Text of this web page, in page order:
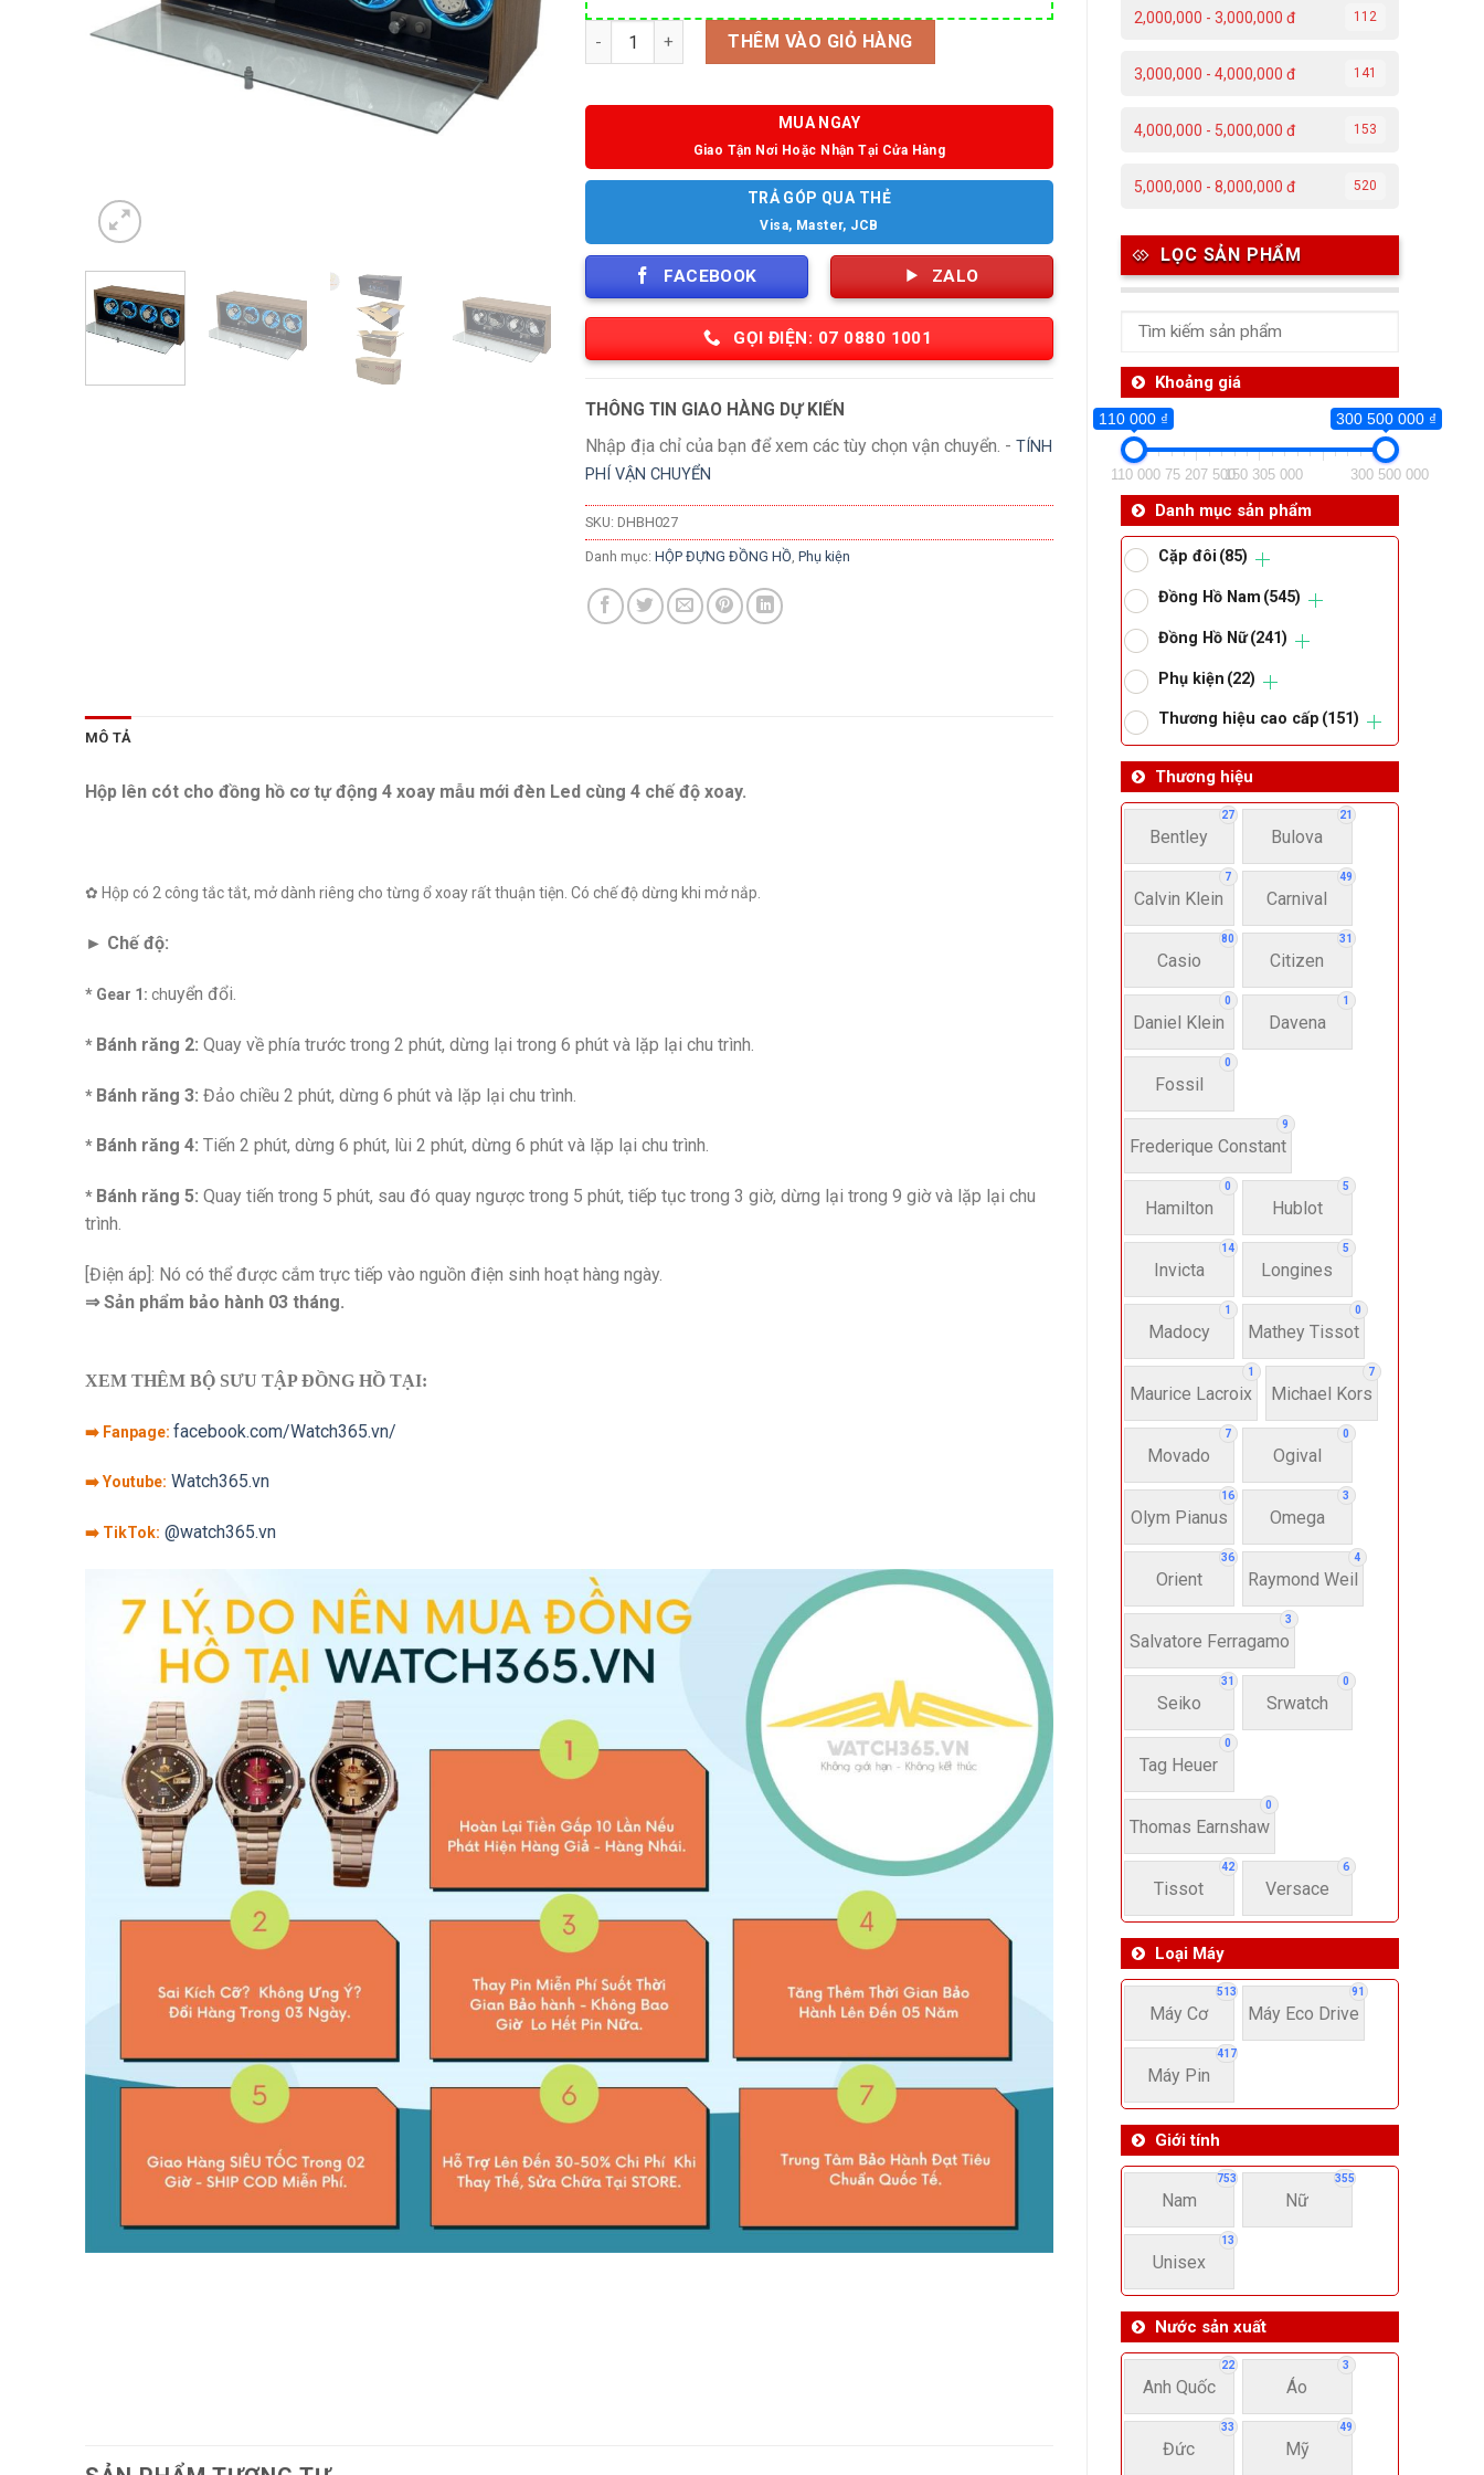
2,000,000 - 3,000,000 đ 112
3,000,000 - 4,000,000 đ 141
4,000,000 - 5,000,000 đ 153
5,000,000 - 8,000,000 đ 520
LỌC SẢN PHẨM
Khoảng giá
110 000 ₫ 300 500 000 ₫
110 000 75 207 500150 305 000 300 500 000
Danh mục sản phẩm
Cặp đôi (85)
Đồng Hồ Nam (545)
Đồng Hồ Nữ (241)
Phụ kiện (22)
Thương hiệu cao cấp (151)
Thương hiệu
27
Bentley
21
Bulova
7
Calvin Klein
49
Carnival
80
Casio
31
Citizen
0
Daniel Klein
1
Davena
0
Fossil
9
Frederique Constant
0
Hamilton
5
Hublot
14
Invicta
5
Longines
1
Madocy
0
Mathey Tissot
1
Maurice Lacroix
7
Michael Kors
7
Movado
0
Ogival
16
Olym Pianus
3
Omega
36
Orient
4
Raymond Weil
3
Salvatore Ferragamo
31
Seiko
0
Srwatch
0
Tag Heuer
0
Thomas Earnshaw
42
Tissot
6
Versace
Loại Máy
513
Máy Cơ
91
Máy Eco Drive
417
Máy Pin
Giới tính
753
Nam
355
Nữ
13
Unisex
Nước sản xuất
22
Anh Quốc
3
Áo
33
Đức
49
Mỹ
Số lượng THÊM VÀO GIỎ HÀNG
MUA NGAY
Giao Tận Nơi Hoặc Nhận Tại Cửa Hàng
TRẢ GÓP QUA THẺ
Visa, Master, JCB
FACEBOOK ZALO
GỌI ĐIỆN: 07 0880 1001
THÔNG TIN GIAO HÀNG DỰ KIẾN
Nhập địa chỉ của bạn để xem các tùy chọn vận chuyển. -TÍNH
PHÍ VẬN CHUYỂN
SKU:DHBH027
Danh mục:HỘP ĐỰNG ĐỒNG HỒ ,Phụ kiện
MÔ TẢ
Hộp lên cót cho đồng hồ cơ tự động 4 xoay mẫu mới đèn Led cùng 4 chế độ xoay.
✿ Hộp có 2 công tắc tắt, mở dành riêng cho từng ổ xoay rất thuận tiện. Có chế độ dừng khi mở nắp.
► Chế độ:
* Gear 1: chuyển đổi.
* Bánh răng 2: Quay về phía trước trong 2 phút, dừng lại trong 6 phút và lặp lại chu trình.
* Bánh răng 3: Đảo chiều 2 phút, dừng 6 phút và lặp lại chu trình.
* Bánh răng 4: Tiến 2 phút, dừng 6 phút, lùi 2 phút, dừng 6 phút và lặp lại chu trình.
* Bánh răng 5: Quay tiến trong 5 phút, sau đó quay ngược trong 5 phút, tiếp tục trong 3 giờ, dừng lại trong 9 giờ và lặp lại chu
trình.
[Điện áp]: Nó có thể được cắm trực tiếp vào nguồn điện sinh hoạt hàng ngày.
⇒ Sản phẩm bảo hành 03 tháng.
XEM THÊM BỘ SƯU TẬP ĐỒNG HỒ TẠI:
➡️ Fanpage: facebook.com/Watch365.vn/
➡️ Youtube: Watch365.vn
➡️ TikTok: @watch365.vn